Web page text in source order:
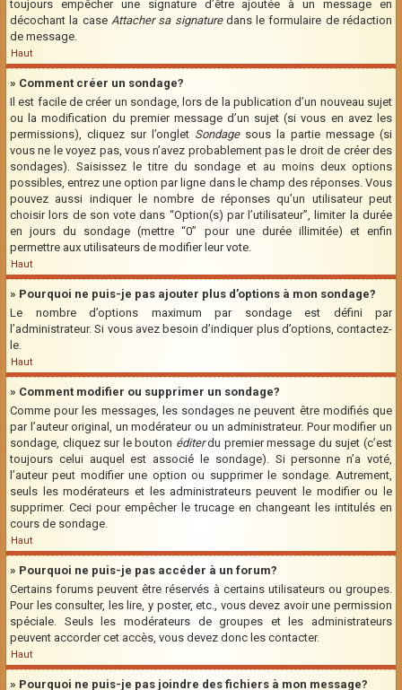
toujours empêcher une signature d’être ajoutée à un message en
décochant la case Attacher sa signaturedans le formulaire de rédaction
de message.
Haut
» Comment créer un sondage?
Il est facile de créer un sondage, lors de la publication d’un nouveau sujet
ou la modification du premier message d’un sujet (si vous en avez les
permissions), cliquez sur l’onglet Sondagesous la partie message (si
vous ne le voyez pas, vous n’avez probablement pas le droit de créer des
sondages). Saisissez le titre du sondage et au moins deux options
possibles, entrez une option par ligne dans le champ des réponses. Vous
pouvez aussi indiquer le nombre de réponses qu’un utilisateur peut
choisir lors de son vote dans “Option(s) par l’utilisateur”, limiter la durée
en jours du sondage (mettre “0” pour une durée illimitée) et enfin
permettre aux utilisateurs de modifier leur vote.
Haut
» Pourquoi ne puis-je pas ajouter plus d’options à mon sondage?
Le nombre d’options maximum par sondage est défini par
l’administrateur. Si vous avez besoin d’indiquer plus d’options, contactez-
le.
Haut
» Comment modifier ou supprimer un sondage?
Comme pour les messages, les sondages ne peuvent être modifiés que
par l’auteur original, un modérateur ou un administrateur. Pour modifier un
sondage, cliquez sur le bouton éditerdu premier message du sujet (c’est
toujours celui auquel est associé le sondage). Si personne n’a voté,
l’auteur peut modifier une option ou supprimer le sondage. Autrement,
seuls les modérateurs et les administrateurs peuvent le modifier ou le
supprimer. Ceci pour empêcher le trucage en changeant les intitulés en
cours de sondage.
Haut
» Pourquoi ne puis-je pas accéder à un forum?
Certains forums peuvent être réservés à certains utilisateurs ou groupes.
Pour les consulter, les lire, y poster, etc., vous devez avoir une permission
spéciale. Seuls les modérateurs de groupes et les administrateurs
peuvent accorder cet accès, vous devez donc les contacter.
Haut
» Pourquoi ne puis-je pas joindre des fichiers à mon message?